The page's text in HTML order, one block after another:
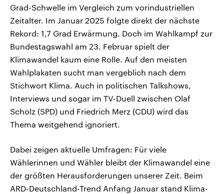
Grad-Schwelle im Vergleich zum vorindustriellen
Zeitalter. Im Januar 2025 folgte direkt der nächste
Rekord: 1,7 Grad Erwärmung. Doch im Wahlkampf zur
Bundestagswahl am 23. Februar spielt der
Klimawandel kaum eine Rolle. Auf den meisten
Wahlplakaten sucht man vergeblich nach dem
Stichwort Klima. Auch in politischen Talkshows,
Interviews und sogar im TV-Duell zwischen Olaf
Scholz (SPD) und Friedrich Merz (CDU) wird das
Thema weitgehend ignoriert.
Dabei zeigen aktuelle Umfragen: Für viele
Wählerinnen und Wähler bleibt der Klimawandel eine
der größten Herausforderungen unserer Zeit. Beim
ARD-Deutschland-Trend Anfang Januar stand Klima-